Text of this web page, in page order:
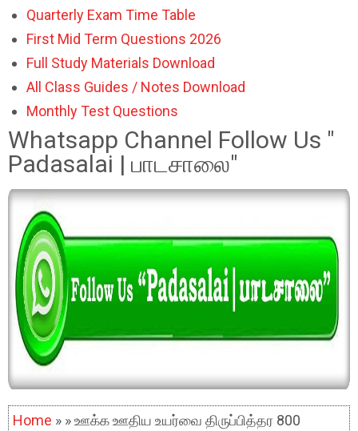
Quarterly Exam Time Table
First Mid Term Questions 2026
Full Study Materials Download
All Class Guides / Notes Download
Monthly Test Questions
Whatsapp Channel Follow Us "
Padasalai | பாடசாலை"
Home » » ஊக்க ஊதிய உயர்வை திருப்பித்தர 800